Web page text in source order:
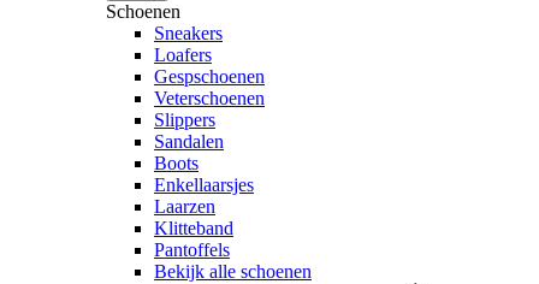
Schoenen
Sneakers
Loafers
Gespschoenen
Veterschoenen
Slippers
Sandalen
Boots
Enkellaarsjes
Laarzen
Klitteband
Pantoffels
Bekijk alle schoenen